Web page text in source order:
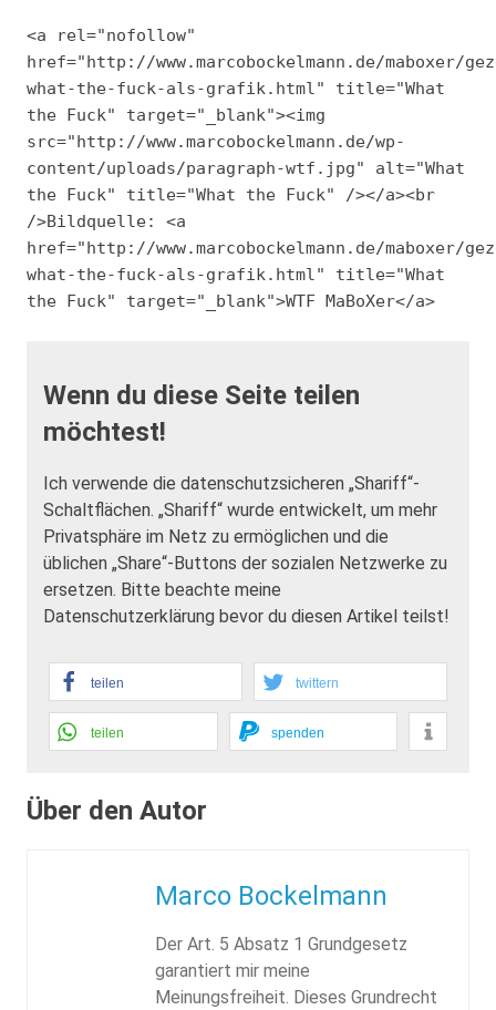
<a rel="nofollow"
href="http://www.marcobockelmann.de/maboxer/
what-the-fuck-als-grafik.html" title="What
the Fuck" target="_blank"><img
src="http://www.marcobockelmann.de/wp-
content/uploads/paragraph-wtf.jpg" alt="What
the Fuck" title="What the Fuck" /></a><br
/>Bildquelle: <a
href="http://www.marcobockelmann.de/maboxer/
what-the-fuck-als-grafik.html" title="What
the Fuck" target="_blank">WTF MaBoXer</a>
Wenn du diese Seite teilen
möchtest!
Ich verwende die datenschutzsicheren „Shariff“-
Schaltflächen. „Shariff“ wurde entwickelt, um mehr
Privatsphäre im Netz zu ermöglichen und die
üblichen „Share“-Buttons der sozialen Netzwerke zu
ersetzen. Bitte beachte meine
Datenschutzerklärung bevor du diesen Artikel teilst!
teilen twittern
teilen spenden
Über den Autor
Marco Bockelmann
Der Art. 5 Absatz 1 Grundgesetz
garantiert mir meine
Meinungsfreiheit. Dieses Grundrecht